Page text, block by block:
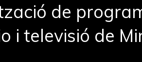
de
i televisió de